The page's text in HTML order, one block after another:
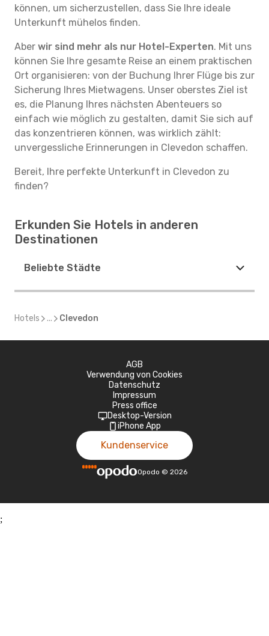
können, um sicherzustellen, dass Sie Ihre ideale
Unterkunft mühelos finden.
Aber wir sind mehr als nur Hotel-Experten. Mit uns
können Sie Ihre gesamte Reise an einem praktischen
Ort organisieren: von der Buchung Ihrer Flüge bis zur
Sicherung Ihres Mietwagens. Unser oberstes Ziel ist
es, die Planung Ihres nächsten Abenteuers so
einfach wie möglich zu gestalten, damit Sie sich auf
das konzentrieren können, was wirklich zählt:
unvergessliche Erinnerungen in Clevedon schaffen.
Bereit, Ihre perfekte Unterkunft in Clevedon zu
finden?
Erkunden Sie Hotels in anderen
Destinationen
Beliebte Städte
Hotels ... Clevedon
AGB
Verwendung von Cookies
Datenschutz
Impressum
Press office
Desktop-Version
iPhone App
Kundenservice
Opodo © 2026
;